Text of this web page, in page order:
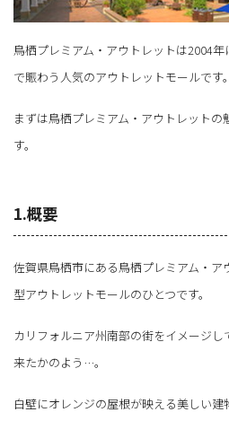
鳥栖プレミアム・アウトレットは2004
で賑わう人気のアウトレットモールです。
まずは鳥栖プレミアム・アウトレット
す。
1.概要
佐賀県鳥栖市にある鳥栖プレミアム・
型アウトレットモールのひとつです。
カリフォルニア州南部の街をイメージ
来たかのよう…。
白壁にオレンジの屋根が映える美しい